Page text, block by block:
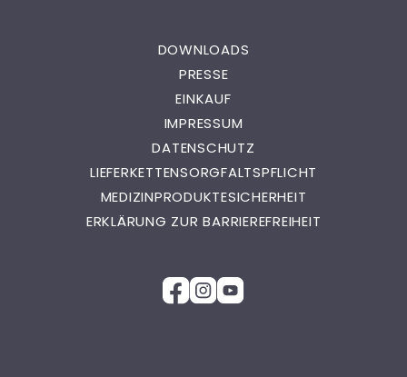
DOWNLOADS
PRESSE
EINKAUF
IMPRESSUM
DATENSCHUTZ
LIEFERKETTENSORGFALTSPFLICHT
MEDIZINPRODUKTESICHERHEIT
ERKLÄRUNG ZUR BARRIEREFREIHEIT